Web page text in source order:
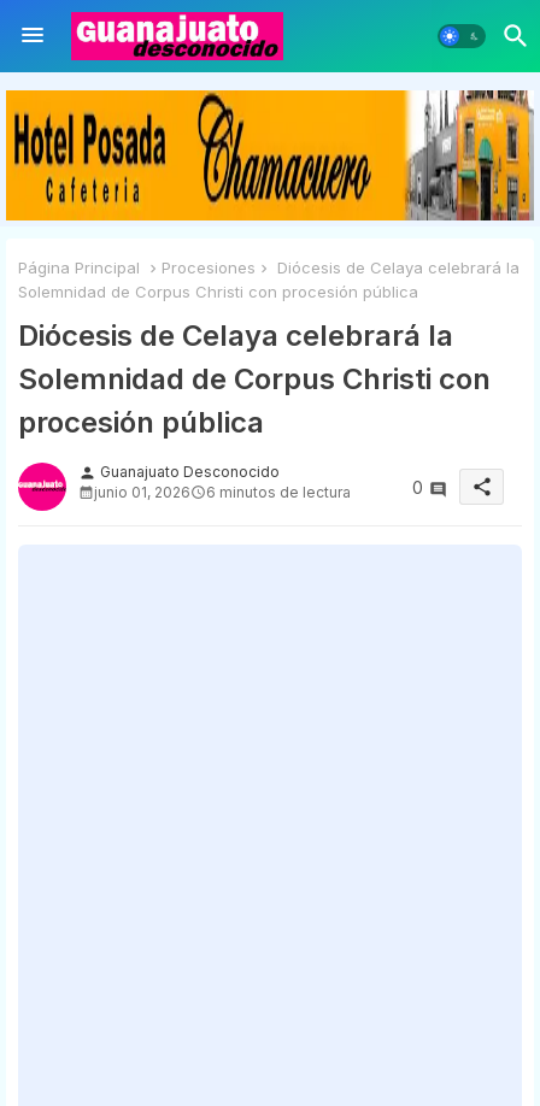
Página Principal Procesiones
Diócesis de Celaya celebrará la
Solemnidad de Corpus Christi con procesión pública
Diócesis de Celaya celebrará la
Solemnidad de Corpus Christi con
procesión pública
person Guanajuato Desconocido
junio 01, 2026
6 minutos de lectura 0 share